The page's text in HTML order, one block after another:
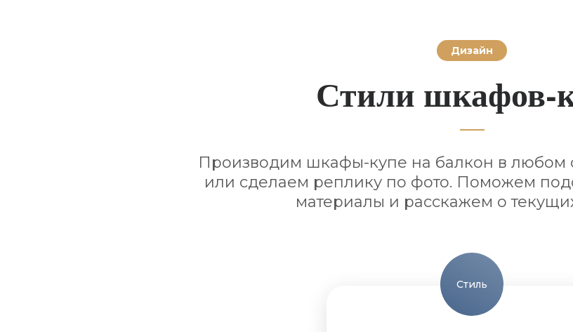
Дизайн
Стили шкафов-
Производим шкафы-купе на балкон в любом
или сделаем реплику по фото. Поможем
материалы и расскажем о
Стиль